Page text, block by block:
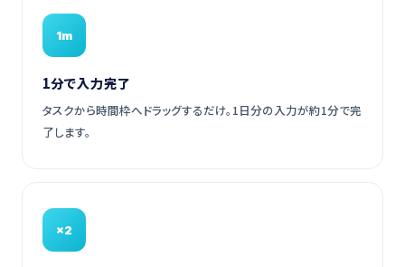
1m
1分で入力完了
タスクから時間枠へドラッグするだけ。1日分の入力が約1分で完
了します。
×2